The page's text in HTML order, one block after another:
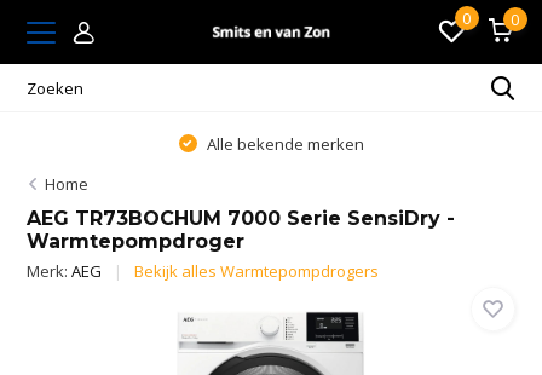
0 0
Alle bekende merken
Home
AEG TR73BOCHUM 7000 Serie SensiDry -
Warmtepompdroger
Merk:AEG Bekijk alles Warmtepompdrogers